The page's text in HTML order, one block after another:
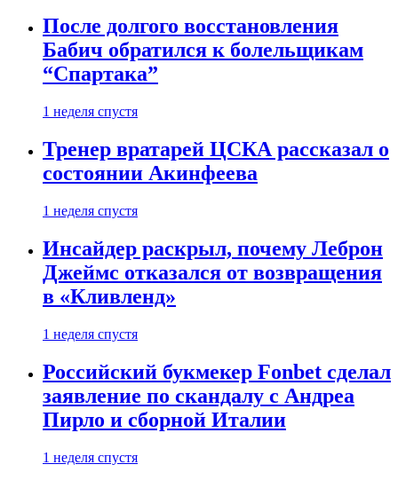
После долгого восстановления
Бабич обратился к болельщикам
“Спартака”
1 неделя спустя
Тренер вратарей ЦСКА рассказал о
состоянии Акинфеева
1 неделя спустя
Инсайдер раскрыл, почему Леброн
Джеймс отказался от возвращения
в «Кливленд»
1 неделя спустя
Российский букмекер Fonbet сделал
заявление по скандалу с Андреа
Пирло и сборной Италии
1 неделя спустя